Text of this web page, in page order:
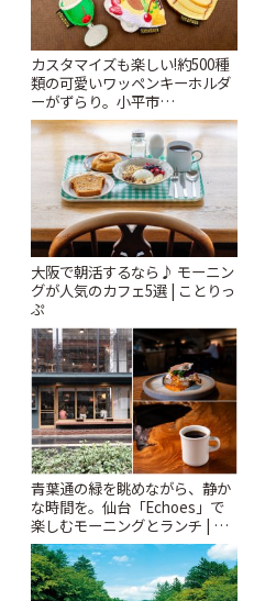
カスタマイズも楽しい!約500種
類の可愛いワッペンキーホルダ
ーがずらり。小平市
「Kimamaya T&K」 | ことりっ
ぷ
大阪で朝活するなら♪ モーニン
グが人気のカフェ5選 | ことりっ
ぷ
青葉通の緑を眺めながら、静か
な時間を。仙台「Echoes」で
楽しむモーニングとランチ | こ
とりっぷ